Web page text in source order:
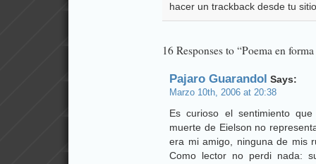
hacer un trackback desde tu
16 Responses to “Poema en
Pajaro Guarandol Says:
Marzo 10th, 2006 at 20:38
Es curioso el sentimiento
muerte de Eielson no
era mi amigo, ninguna de mis
Como lector no perdi nada: